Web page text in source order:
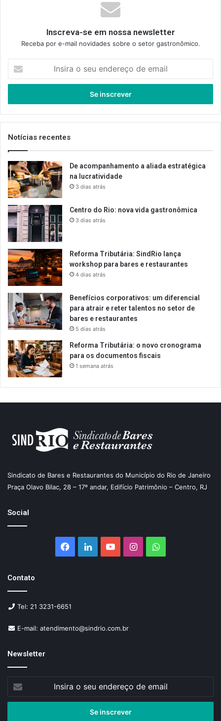
Inscreva-se em nossa newsletter
Receba por e-mail novidades sobre o setor gastronômico.
seu
de
email
Notícias recentes
De acompanhamento a aliada estratégica
na lucratividade
3 dias atrás
Centro do Rio: nova vida gastronômica
3 dias atrás
Reforma Tributária: SindRio lança
workshop para bares e restaurantes
4 dias atrás
Benefícios corporativos: um diferencial
para atrair e reter talentos no setor de
bares e restaurantes
5 dias atrás
Reforma Tributária: o novo cronograma
para os documentos fiscais
1 semana atrás
Sindicato de Bares e Restaurantes do Município do Rio de Janeiro
Praça Olavo Bilac, 28 – 17º andar, Edifício Patrimônio – Centro, RJ
Social
Facebook
LinkedinYouTubeInstagramWhatsApp
Contato
Tel: 21 3231-6651
E-mail: atendimento@sindrio.com.br
Newsletter
seu